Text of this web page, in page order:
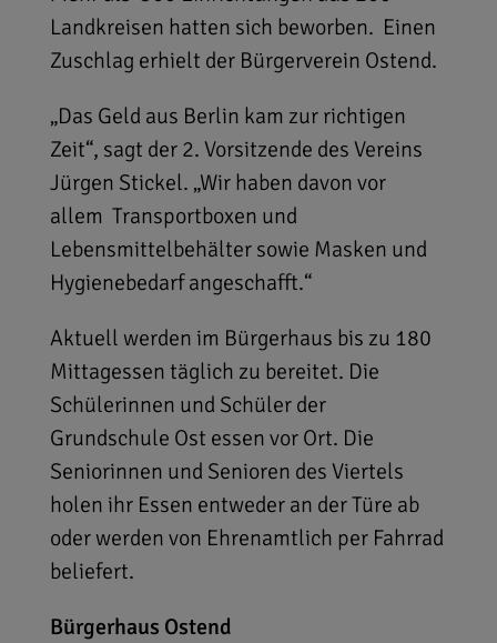
Landkreisen hatten sich beworben. Einen
Zuschlag erhielt der Bürgerverein Ostend.
„Das Geld aus Berlin kam zur richtigen
Zeit“, sagt der 2. Vorsitzende des Vereins
Jürgen Stickel. „Wir haben davon vor
allem Transportboxen und
Lebensmittelbehälter sowie Masken und
Hygienebedarf angeschafft.“
Aktuell werden im Bürgerhaus bis zu 180
Mittagessen täglich zu bereitet. Die
Schülerinnen und Schüler der
Grundschule Ost essen vor Ort. Die
Seniorinnen und Senioren des Viertels
holen ihr Essen entweder an der Türe ab
oder werden von Ehrenamtlich per Fahrrad
beliefert.
Bürgerhaus Ostend